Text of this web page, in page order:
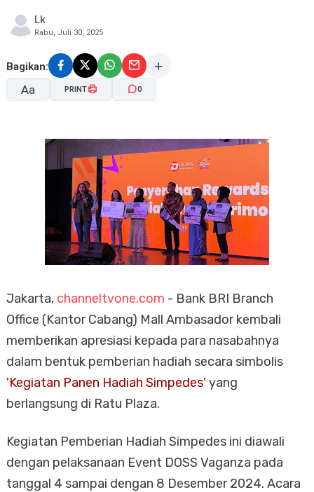
Lk
Rabu, Juli 30, 2025
Bagikan:
Aa
A- A+
PRINT 0
Jakarta, channeltvone.com - Bank BRI Branch
Office (Kantor Cabang) Mall Ambasador kembali
memberikan apresiasi kepada para nasabahnya
dalam bentuk pemberian hadiah secara simbolis
'Kegiatan Panen Hadiah Simpedes' yang
berlangsung di Ratu Plaza.
Kegiatan Pemberian Hadiah Simpedes ini diawali
dengan pelaksanaan Event DOSS Vaganza pada
tanggal 4 sampai dengan 8 Desember 2024. Acara